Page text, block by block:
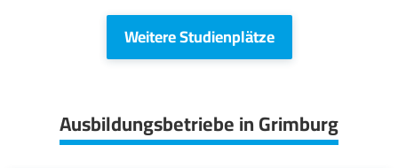
Weitere Studienplätze
Ausbildungsbetriebe in Grimburg